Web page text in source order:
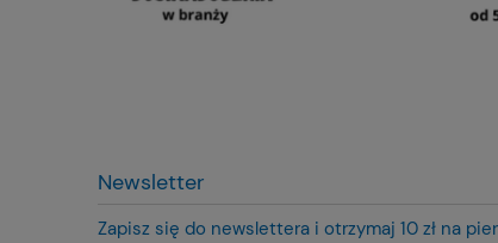
Newsletter
Zapisz się do newslettera i otrzymaj 10 zł na